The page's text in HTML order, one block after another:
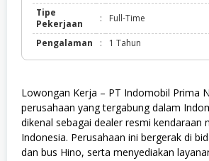
Tipe
Pekerjaan
: Full-Time
Pengalaman : 1 Tahun
Lowongan Kerja – PT Indomobil Prima
perusahaan yang tergabung dalam
dikenal sebagai dealer resmi kendaraan
Indonesia. Perusahaan ini bergerak di
dan bus Hino, serta menyediakan